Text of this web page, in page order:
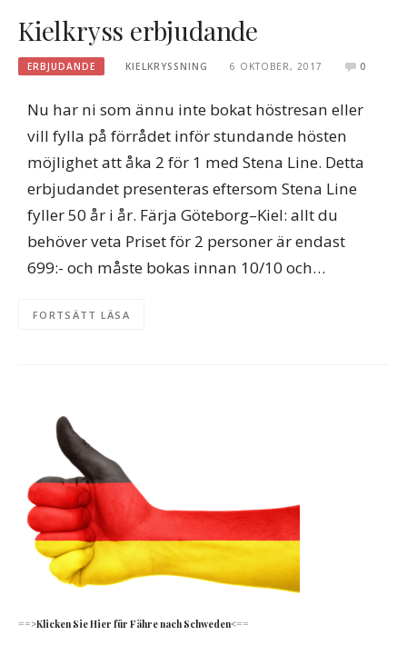
Kielkryss erbjudande
ERBJUDANDE KIELKRYSSNING 6 OKTOBER, 2017 0
Nu har ni som ännu inte bokat höstresan eller
vill fylla på förrådet inför stundande hösten
möjlighet att åka 2 för 1 med Stena Line. Detta
erbjudandet presenteras eftersom Stena Line
fyller 50 år i år. Färja Göteborg–Kiel: allt du
behöver veta Priset för 2 personer är endast
699:- och måste bokas innan 10/10 och…
FORTSÄTT LÄSA
==>Klicken Sie Hier für Fähre nach Schweden<==